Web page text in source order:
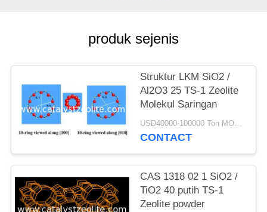
produk sejenis
Struktur LKM SiO2 /
Al2O3 25 TS-1 Zeolite
Molekul Saringan
USD40000-100000 Ton MOQ:1 KG
CONTACT
CAS 1318 02 1 SiO2 /
TiO2 40 putih TS-1
Zeolite powder